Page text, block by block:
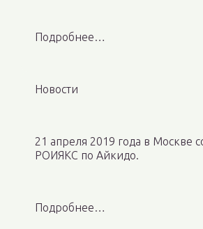
Подробнее…
Новости
21 апреля 2019 года в Москве
РОИЯКС по Айкидо.
Подробнее…